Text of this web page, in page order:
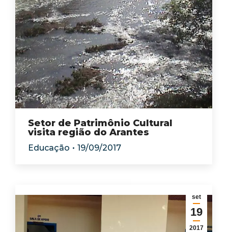
Setor de Patrimônio Cultural
visita região do Arantes
Educação 19/09/2017
set
19
2017